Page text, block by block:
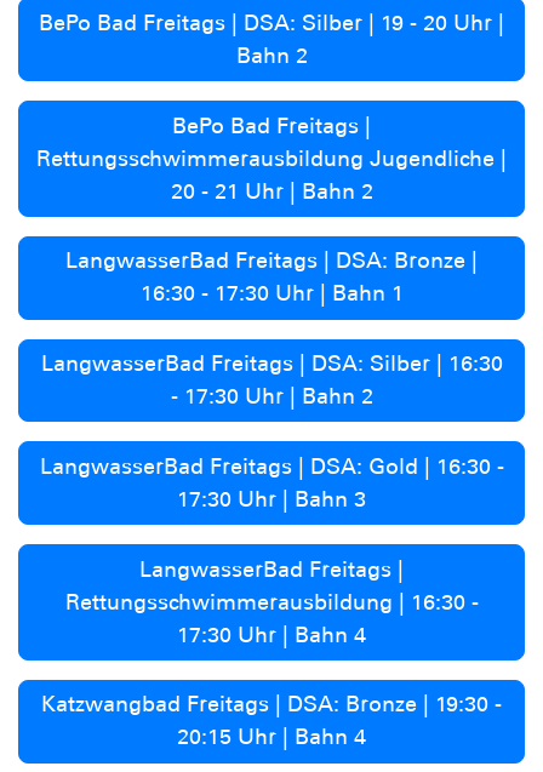
BePo Bad Freitags | DSA: Silber | 19 - 20 Uhr |
Bahn 2
BePo Bad Freitags |
Rettungsschwimmerausbildung Jugendliche |
20 - 21 Uhr | Bahn 2
LangwasserBad Freitags | DSA: Bronze |
16:30 - 17:30 Uhr | Bahn 1
LangwasserBad Freitags | DSA: Silber | 16:30
- 17:30 Uhr | Bahn 2
LangwasserBad Freitags | DSA: Gold | 16:30 -
17:30 Uhr | Bahn 3
LangwasserBad Freitags |
Rettungsschwimmerausbildung | 16:30 -
17:30 Uhr | Bahn 4
Katzwangbad Freitags | DSA: Bronze | 19:30 -
20:15 Uhr | Bahn 4